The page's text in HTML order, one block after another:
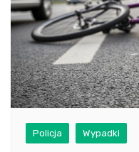
Policja Wypadki